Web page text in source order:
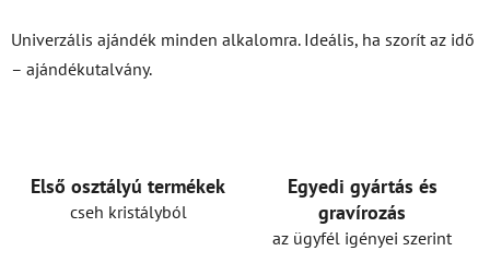
s
t
Univerzális ajándék minden alkalomra. Ideális, ha szorít az idő
– ajándékutalvány.
Első osztályú termékek
cseh kristályból
Egyedi gyártás és
gravírozás
az ügyfél igényei szerint